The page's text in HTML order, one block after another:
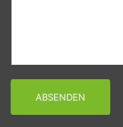
ABSENDEN